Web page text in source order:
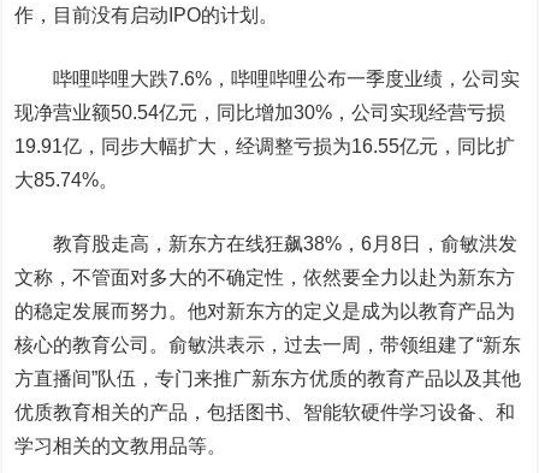
作，目前没有启动IPO的计划。
哔哩哔哩大跌7.6%，哔哩哔哩公布一季度业绩，公司实
现净营业额50.54亿元，同比增加30%，公司实现经营亏损
19.91亿，同步大幅扩大，经调整亏损为16.55亿元，同比扩
大85.74%。
教育股走高， 新东方在线狂飙38%，6月8日，俞敏洪发
文称，不管面对多大的不确定性，依然要全力以赴为新东方
的稳定发展而努力。他对新东方的定义是成为以教育产品为
核心的教育公司。俞敏洪表示，过去一周，带领组建了“新东
方直播间”队伍，专门来推广新东方优质的教育产品以及其他
优质教育相关的产品，包括图书、智能软硬件学习设备、和
学习相关的文教用品等。